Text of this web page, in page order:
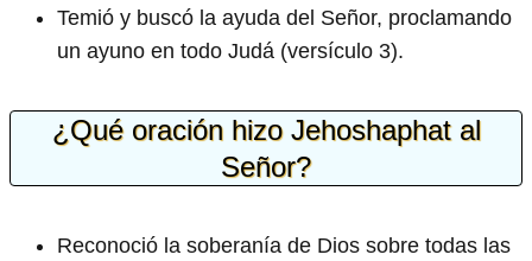
Temió y buscó la ayuda del Señor, proclamando
un ayuno en todo Judá (versículo 3).
¿Qué oración hizo Jehoshaphat al
Señor?
Reconoció la soberanía de Dios sobre todas las